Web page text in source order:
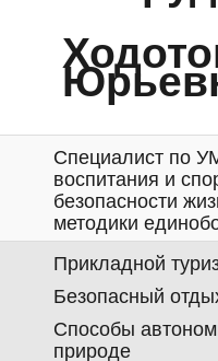
Специалист по
воспитания и
безопасности
методики
Прикладной
Безопасный
Способы
природе